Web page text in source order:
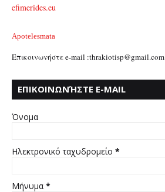
efimerides.eu
Apotelesmata
Επικοινωνήστε e-mail :thrakiotisp@gmail.com
ΕΠΙΚΟΙΝΩΝΉΣΤΕ E-MAIL
Όνομα
Ηλεκτρονικό ταχυδρομείο *
Μήνυμα *